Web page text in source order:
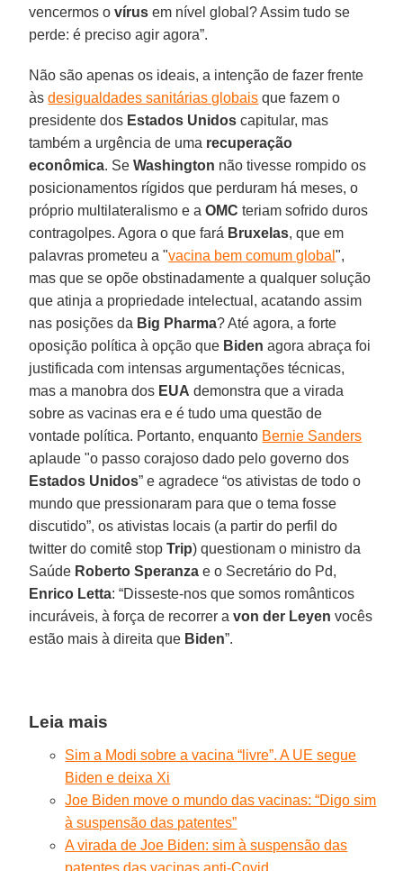
vencermos ovírus em nível global? Assim tudo se
perde: é preciso agir agora”.
Não são apenas os ideais, a intenção de fazer frente
àsdesigualdades sanitárias globais que fazem o
presidente dos Estados Unidos capitular, mas
também a urgência de uma recuperação
econômica. SeWashington não tivesse rompido os
posicionamentos rígidos que perduram há meses, o
próprio multilateralismo e aOMC teriam sofrido duros
contragolpes. Agora o que fará Bruxelas, que em
palavras prometeu a "vacina bem comum global",
mas que se opõe obstinadamente a qualquer solução
que atinja a propriedade intelectual, acatando assim
nas posições da Big Pharma? Até agora, a forte
oposição política à opção que Biden agora abraça foi
justificada com intensas argumentações técnicas,
mas a manobra dos EUA demonstra que a virada
sobre as vacinas era e é tudo uma questão de
vontade política. Portanto, enquanto Bernie Sanders
aplaude "o passo corajoso dado pelo governo dos
Estados Unidos” e agradece “os ativistas de todo o
mundo que pressionaram para que o tema fosse
discutido”, os ativistas locais (a partir do perfil do
twitter do comitê stopTrip) questionam o ministro da
Saúde Roberto Speranza e o Secretário do Pd,
Enrico Letta: “Disseste-nos que somos românticos
incuráveis, à força de recorrer avon der Leyen vocês
estão mais à direita que Biden”.
Leia mais
Sim a Modi sobre a vacina “livre”. A UE segue
Biden e deixa Xi
Joe Biden move o mundo das vacinas: “Digo sim
à suspensão das patentes”
A virada de Joe Biden: sim à suspensão das
patentes das vacinas anti-Covid